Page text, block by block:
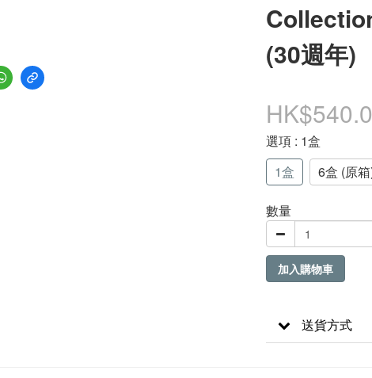
(30週年)
選項 : 1盒
1盒
6盒 (原
數量
加入購物車
送貨方式